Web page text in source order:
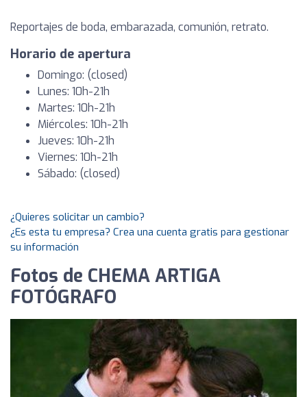
Reportajes de boda, embarazada, comunión, retrato.
Horario de apertura
Domingo: (closed)
Lunes: 10h-21h
Martes: 10h-21h
Miércoles: 10h-21h
Jueves: 10h-21h
Viernes: 10h-21h
Sábado: (closed)
¿Quieres solicitar un cambio?
¿Es esta tu empresa? Crea una cuenta gratis para gestionar
su información
Fotos de CHEMA ARTIGA
FOTÓGRAFO